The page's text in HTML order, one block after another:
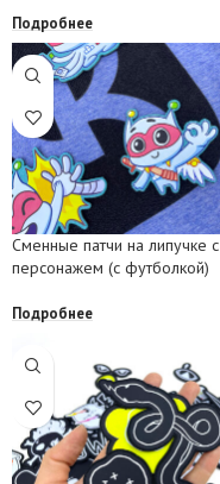
Подробнее
Сменные патчи на липучке с
персонажем (с футболкой)
Подробнее